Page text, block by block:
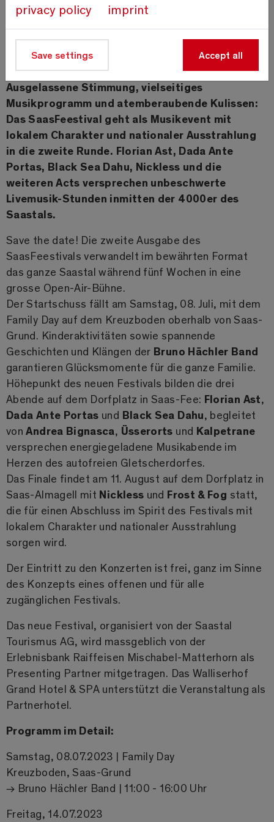
Saas-Fee/Saastal, 14. Dezember 2022–
Ausgelassene Stimmung, vielseitiges
Musikprogramm und atemberaubende Kulissen:
Das SaasFeestival geht als Musikevent mit
lokalem Charakter und nationaler Ausstrahlung
in die zweite Runde. Florian Ast, Dada Ante
Portas, Black Sea Dahu, Nickless und die
weiteren Acts versprechen unbeschwerte
Livemusik-Stunden inmitten der 4000er des
Saastals.
Save the date! Die zweite Ausgabe des
SaasFeestivals verwandelt im bewährten Format
das ganze Saastal während fünf Wochen in eine
grosse Open-Air-Bühne.
Der Startschuss fällt am Samstag, 08. Juli, mit dem
Family Day auf dem Kreuzboden oberhalb von Saas-
Grund. Kinderaktivitäten sowie spannende
Geschichten und Klängen der Bruno Hächler Band
garantieren Glücksmomente für die ganze Familie.
Höhepunkt des neuen Festivals bilden die drei
Abende auf dem Dorfplatz in Saas-Fee: Florian Ast,
Dada Ante Portas und Black Sea Dahu, begleitet
vonAndrea Bignasca, Üsserorts und Kalpetrane
versprechen energiegeladene Musikabende im
Herzen des autofreien Gletscherdorfes.
Das Finale findet am 11. August auf dem Dorfplatz in
Saas-Almagell mit Nickless und Frost & Fog statt,
die für einen Abschluss im Spirit des Festivals mit
lokalem Charakter und nationaler Ausstrahlung
sorgen wird.
Der Eintritt zu den Konzerten ist frei, ganz im Sinne
des Konzepts eines offenen und für alle
zugänglichen Festivals.
Das neue Festival, organisiert von der Saastal
Tourismus AG, wird massgeblich von der
Erlebnisbank Raiffeisen Mischabel-Matterhorn als
Presenting Partner mitgetragen. Das Walliserhof
Grand Hotel & SPA unterstützt die Veranstaltung als
Partnerhotel.
Programm im Detail:
Samstag, 08.07.2023 | Family Day
Kreuzboden, Saas-Grund
→ Bruno Hächler Band | 11:00 - 16:00 Uhr
Freitag, 14.07.2023
privacy policy imprint
Save settings Accept all